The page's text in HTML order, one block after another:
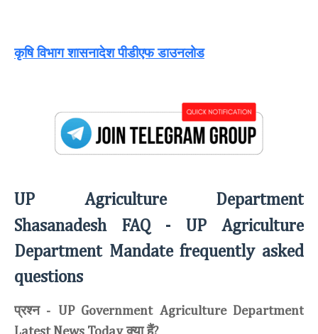
कृषि विभाग शासनादेश पीडीएफ डाउनलोड
UP Agriculture Department
Shasanadesh FAQ -
UP Agriculture
Department Mandate frequently asked
questions
प्रश्न -
UP Government Agriculture Department